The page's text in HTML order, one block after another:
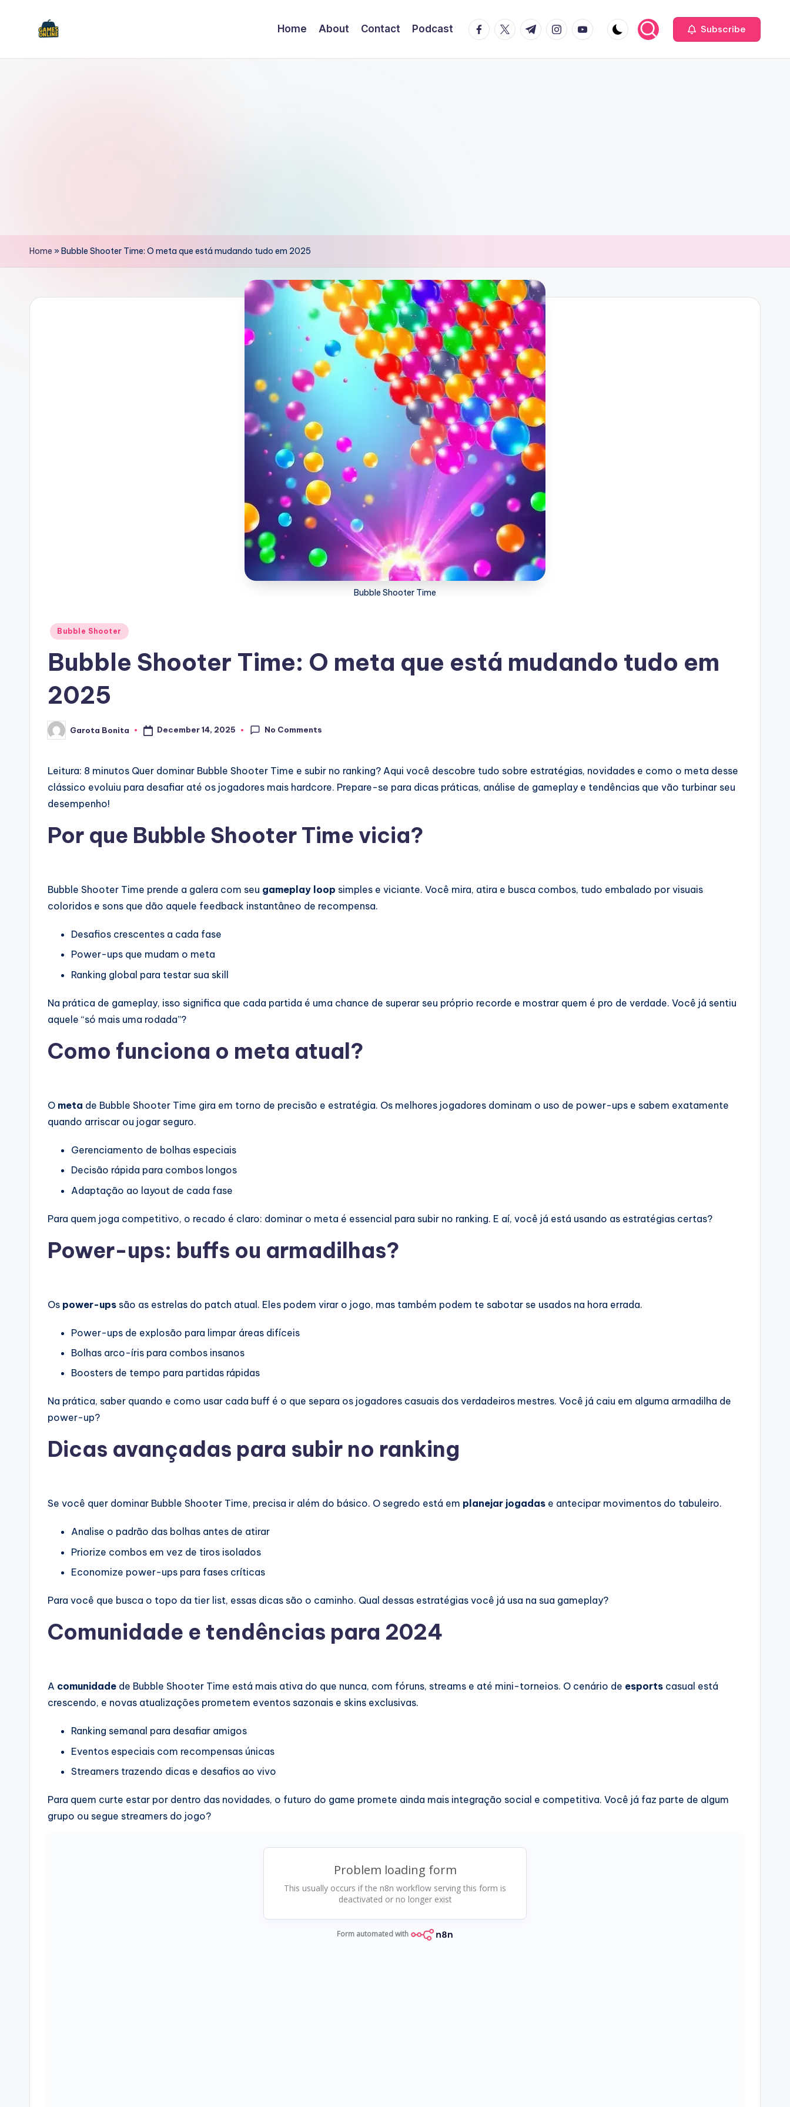
F
Home About Contact Podcast facebook.com
twitter.com
t.me instagram.com
youtube.com Subscribe
Home »Bubble Shooter Time: O meta que está mudando tudo em 2025
Bubble Shooter Time
Posted
Bubble Shooter
Bubble Shooter Time: O meta que está mudando tudo em
2025
Posted
by
Garota Bonita December 14, 2025 No Comments
Leitura: 8 minutos Quer dominar Bubble Shooter Time e subir no ranking? Aqui você descobre tudo sobre estratégias, novidades e como o meta desse
clássico evoluiu para desafiar até os jogadores mais hardcore. Prepare-se para dicas práticas, análise de gameplay e tendências que vão turbinar seu
desempenho!
Por que Bubble Shooter Time vicia?
Bubble Shooter Time prende a galera com seu gameplay loop simples e viciante. Você mira, atira e busca combos, tudo embalado por visuais
coloridos e sons que dão aquele feedback instantâneo de recompensa.
Desafios crescentes a cada fase
Power-ups que mudam o meta
Ranking global para testar sua skill
Na prática de gameplay, isso significa que cada partida é uma chance de superar seu próprio recorde e mostrar quem é pro de verdade. Você já sentiu
aquele “só mais uma rodada”?
Como funciona o meta atual?
O meta de Bubble Shooter Time gira em torno de precisão e estratégia. Os melhores jogadores dominam o uso de power-ups e sabem exatamente
quando arriscar ou jogar seguro.
Gerenciamento de bolhas especiais
Decisão rápida para combos longos
Adaptação ao layout de cada fase
Para quem joga competitivo, o recado é claro: dominar o meta é essencial para subir no ranking. E aí, você já está usando as estratégias certas?
Power-ups: buffs ou armadilhas?
Os power-ups são as estrelas do patch atual. Eles podem virar o jogo, mas também podem te sabotar se usados na hora errada.
Power-ups de explosão para limpar áreas difíceis
Bolhas arco-íris para combos insanos
Boosters de tempo para partidas rápidas
Na prática, saber quando e como usar cada buff é o que separa os jogadores casuais dos verdadeiros mestres. Você já caiu em alguma armadilha de
power-up?
Dicas avançadas para subir no ranking
Se você quer dominar Bubble Shooter Time, precisa ir além do básico. O segredo está em planejar jogadas e antecipar movimentos do tabuleiro.
Analise o padrão das bolhas antes de atirar
Priorize combos em vez de tiros isolados
Economize power-ups para fases críticas
Para você que busca o topo da tier list, essas dicas são o caminho. Qual dessas estratégias você já usa na sua gameplay?
Comunidade e tendências para 2024
A comunidade de Bubble Shooter Time está mais ativa do que nunca, com fóruns, streams e até mini-torneios. O cenário de esports casual está
crescendo, e novas atualizações prometem eventos sazonais e skins exclusivas.
Ranking semanal para desafiar amigos
Eventos especiais com recompensas únicas
Streamers trazendo dicas e desafios ao vivo
Para quem curte estar por dentro das novidades, o futuro do game promete ainda mais integração social e competitiva. Você já faz parte de algum
grupo ou segue streamers do jogo?